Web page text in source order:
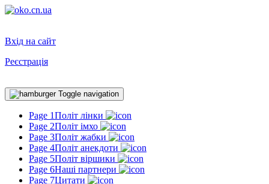
Вхід на сайт
Реєстрація
Toggle navigation
Page 1Політ лінки
Page 2Політ імхо
Page 3Політ жабки
Page 4Політ анекдоти
Page 5Політ віршики
Page 6Наші партнери
Page 7Цитати